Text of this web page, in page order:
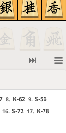
8. K-62 9. S-56
16. S-72 17. K-78